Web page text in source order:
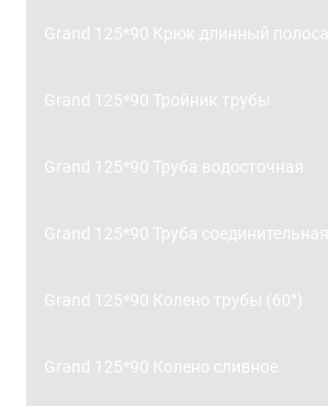
Grand 125*90 Крюк длинный полоса
Grand 125*90 Тройник трубы
Grand 125*90 Труба водосточная
Grand 125*90 Труба соединительная
Grand 125*90 Колено трубы (60°)
Grand 125*90 Колено сливное